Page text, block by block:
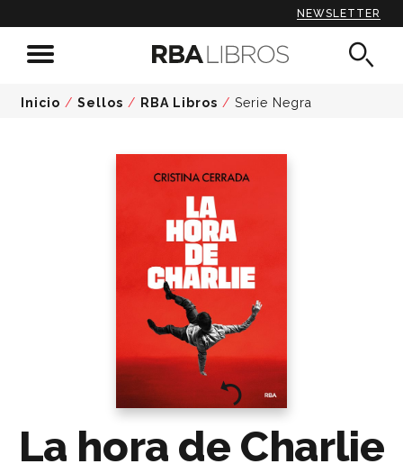
NEWSLETTER
Inicio / Sellos / RBA Libros / Serie Negra
La hora de Charlie